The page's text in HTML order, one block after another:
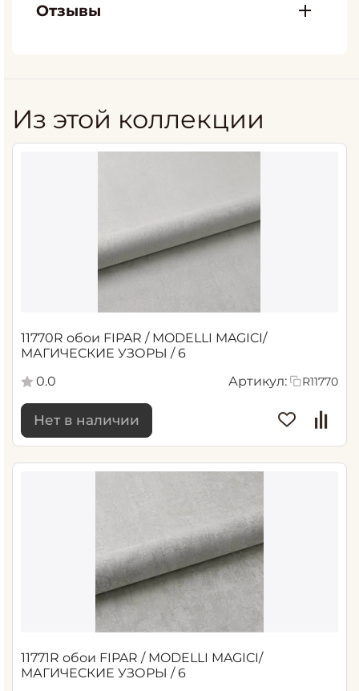
Отзывы
Из этой коллекции
11770R обои FIPAR / MODELLI MAGICI/
МАГИЧЕСКИЕ УЗОРЫ / 6
0.0
Артикул: R11770
Нет в наличии
11771R обои FIPAR / MODELLI MAGICI/
МАГИЧЕСКИЕ УЗОРЫ / 6